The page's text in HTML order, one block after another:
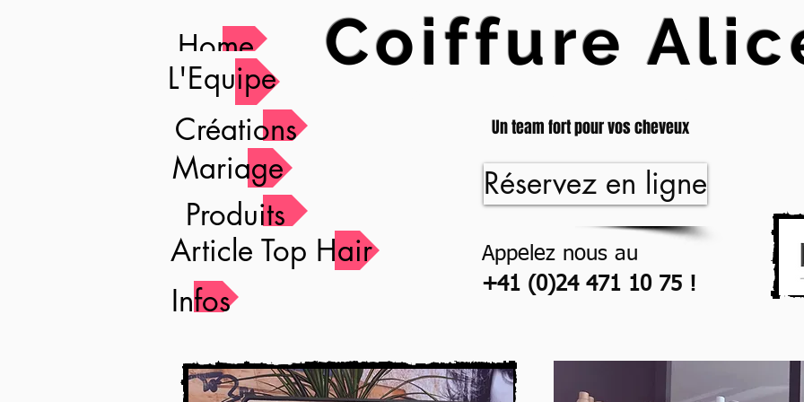
Home
L'Equipe
Créations
Coiffure
Un team fort pour vos cheveux
Mariage
Produits
Article Top Hair
Infos
Réservez en ligne
Appelez nous au
+41 (0)24 471 10 75 !